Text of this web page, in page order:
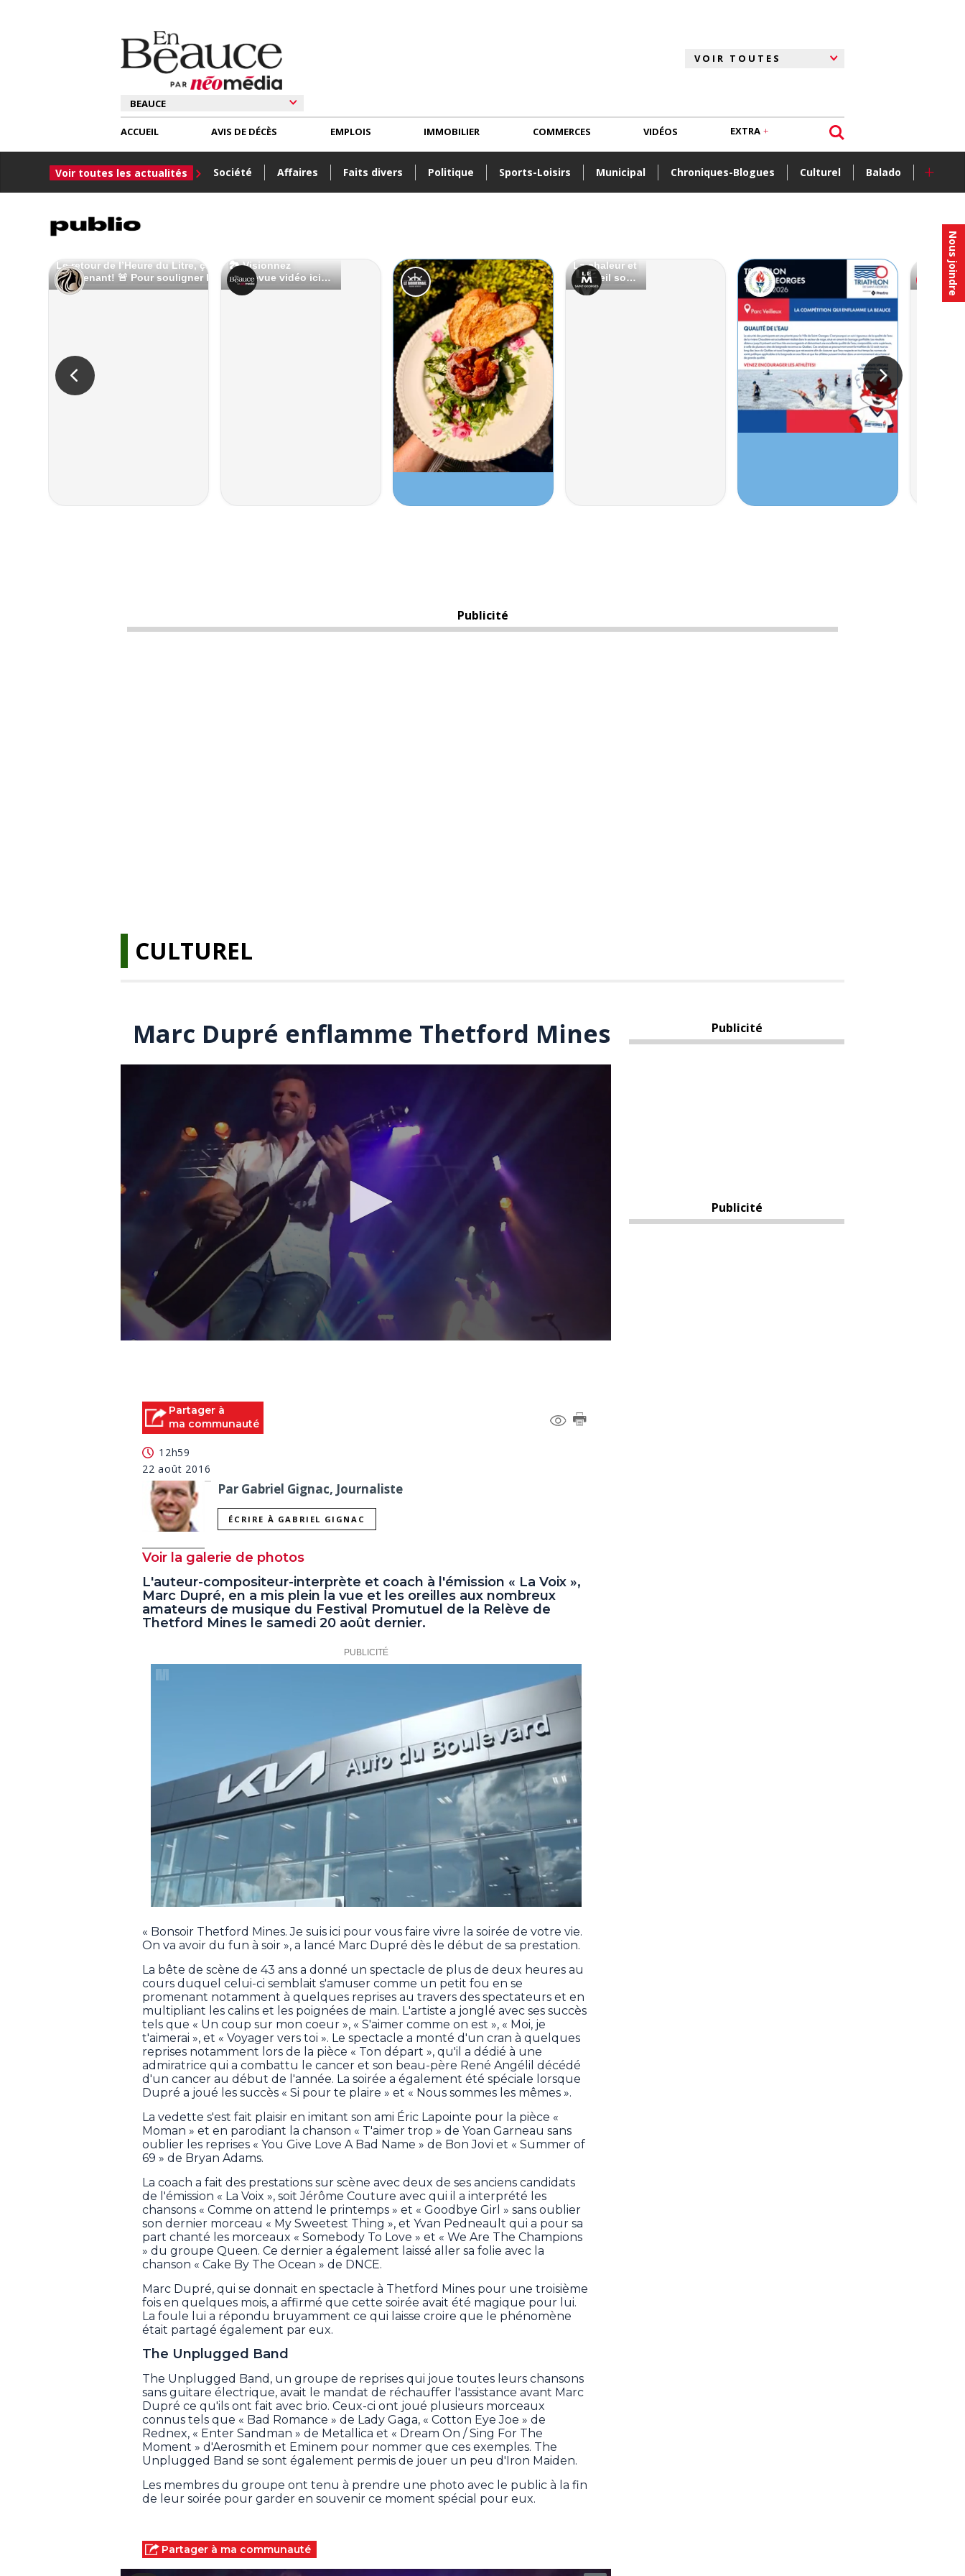
Nous joindre
ACCUEIL
Voir toutes les actualités Société Affaires Faits divers Politique Sports-Loisirs Municipal Chroniques-Blogues Culturel Balado +
AVIS DE DÉCÈS EMPLOIS IMMOBILIER COMMERCES VIDÉOS EXTRA
Publicité
CULTUREL
Marc Dupré enflamme Thetford Mines
90%
Partager à
ma communauté
12h59
22 août 2016
Par Gabriel Gignac, Journaliste
ÉCRIRE À GABRIEL GIGNAC
Voir la galerie de photos
L'auteur-compositeur-interprète et coach à l'émission « La Voix »,
Marc Dupré, en a mis plein la vue et les oreilles aux nombreux
amateurs de musique du Festival Promutuel de la Relève de
Thetford Mines le samedi 20 août dernier.
« Bonsoir Thetford Mines. Je suis ici pour vous faire vivre la soirée de votre vie.
On va avoir du fun à soir », a lancé Marc Dupré dès le début de sa prestation.
La bête de scène de 43 ans a donné un spectacle de plus de deux heures au
cours duquel celui-ci semblait s'amuser comme un petit fou en se
promenant notamment à quelques reprises au travers des spectateurs et en
multipliant les calins et les poignées de main. L'artiste a jonglé avec ses succès
tels que « Un coup sur mon coeur », « S'aimer comme on est », « Moi, je
t'aimerai », et « Voyager vers toi ». Le spectacle a monté d'un cran à quelques
reprises notamment lors de la pièce « Ton départ », qu'il a dédié à une
admiratrice qui a combattu le cancer et son beau-père René Angélil décédé
d'un cancer au début de l'année. La soirée a également été spéciale lorsque
Dupré a joué les succès « Si pour te plaire » et « Nous sommes les mêmes ».
La vedette s'est fait plaisir en imitant son ami Éric Lapointe pour la pièce «
Moman » et en parodiant la chanson « T'aimer trop » de Yoan Garneau sans
oublier les reprises « You Give Love A Bad Name » de Bon Jovi et « Summer of
69 » de Bryan Adams.
La coach a fait des prestations sur scène avec deux de ses anciens candidats
de l'émission « La Voix », soit Jérôme Couture avec qui il a interprété les
chansons « Comme on attend le printemps » et « Goodbye Girl » sans oublier
son dernier morceau « My Sweetest Thing », et Yvan Pedneault qui a pour sa
part chanté les morceaux « Somebody To Love » et « We Are The Champions
» du groupe Queen. Ce dernier a également laissé aller sa folie avec la
chanson « Cake By The Ocean » de DNCE.
Marc Dupré, qui se donnait en spectacle à Thetford Mines pour une troisième
fois en quelques mois, a affirmé que cette soirée avait été magique pour lui.
La foule lui a répondu bruyamment ce qui laisse croire que le phénomène
était partagé également par eux.
The Unplugged Band
The Unplugged Band, un groupe de reprises qui joue toutes leurs chansons
sans guitare électrique, avait le mandat de réchauffer l'assistance avant Marc
Dupré ce qu'ils ont fait avec brio. Ceux-ci ont joué plusieurs morceaux
connus tels que « Bad Romance » de Lady Gaga, « Cotton Eye Joe » de
Rednex, « Enter Sandman » de Metallica et « Dream On / Sing For The
Moment » d'Aerosmith et Eminem pour nommer que ces exemples. The
Unplugged Band se sont également permis de jouer un peu d'Iron Maiden.
Les membres du groupe ont tenu à prendre une photo avec le public à la fin
de leur soirée pour garder en souvenir ce moment spécial pour eux.
Partager à ma communauté
Publicité
Publicité